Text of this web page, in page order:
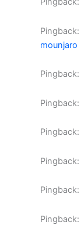
Pingback:
mounjaro
Pingback:
Pingback:
Pingback:
Pingback:
Pingback:
Pingback: